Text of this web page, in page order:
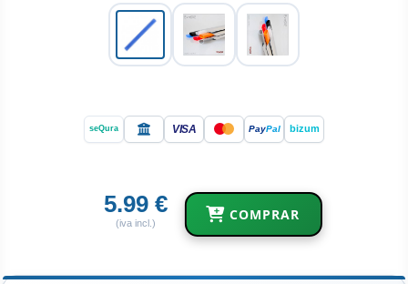
seQura VISA PayPal bizum
5.99 €
(iva incl.) COMPRAR